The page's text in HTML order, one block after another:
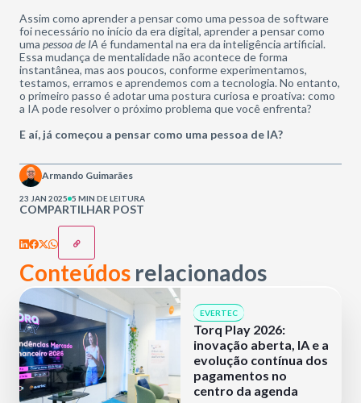
Assim como aprender a pensar como uma pessoa de software
foi necessário no início da era digital, aprender a pensar como
uma pessoa de IA é fundamental na era da inteligência artificial.
Essa mudança de mentalidade não acontece de forma
instantânea, mas aos poucos, conforme experimentamos,
testamos, erramos e aprendemos com a tecnologia. No entanto,
o primeiro passo é adotar uma postura curiosa e proativa: como
a IA pode resolver o próximo problema que você enfrenta?
E aí, já começou a pensar como uma pessoa de IA?
COMPARTILHAR POST
Armando Guimarães
23 JAN 2025 5 MIN DE LEITURA
Conteúdos relacionados
EVERTEC
Torq Play 2026:
inovação aberta, IA e a
evolução contínua dos
pagamentos no
centro da agenda